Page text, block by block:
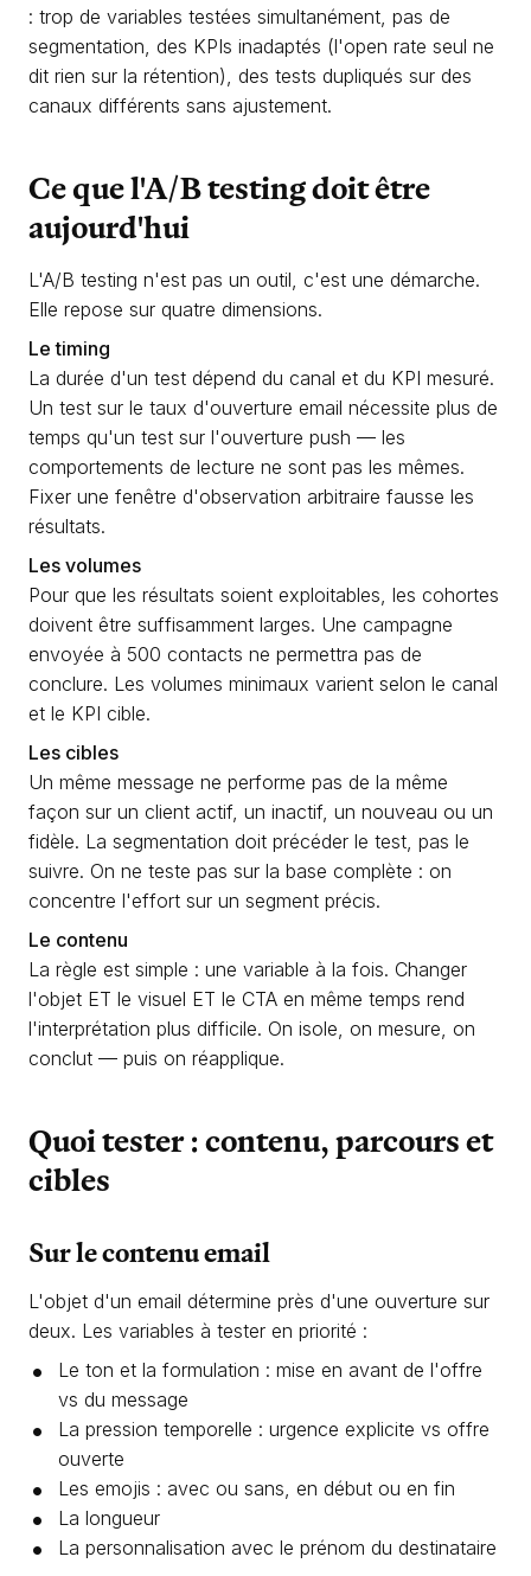
: trop de variables testées simultanément, pas de
segmentation, des KPIs inadaptés (l'open rate seul ne
dit rien sur la rétention), des tests dupliqués sur des
canaux différents sans ajustement.
Ce que l'A/B testing doit être
aujourd'hui
L'A/B testing n'est pas un outil, c'est une démarche.
Elle repose sur quatre dimensions.
Le timing
La durée d'un test dépend du canal et du KPI mesuré.
Un test sur le taux d'ouverture email nécessite plus de
temps qu'un test sur l'ouverture push — les
comportements de lecture ne sont pas les mêmes.
Fixer une fenêtre d'observation arbitraire fausse les
résultats.
Les volumes
Pour que les résultats soient exploitables, les cohortes
doivent être suffisamment larges. Une campagne
envoyée à 500 contacts ne permettra pas de
conclure. Les volumes minimaux varient selon le canal
et le KPI cible.
Les cibles
Un même message ne performe pas de la même
façon sur un client actif, un inactif, un nouveau ou un
fidèle. La segmentation doit précéder le test, pas le
suivre. On ne teste pas sur la base complète : on
concentre l'effort sur un segment précis.
Le contenu
La règle est simple : une variable à la fois. Changer
l'objet ET le visuel ET le CTA en même temps rend
l'interprétation plus difficile. On isole, on mesure, on
conclut — puis on réapplique.
Quoi tester : contenu, parcours et
cibles
Sur le contenu email
L'objet d'un email détermine près d'une ouverture sur
deux. Les variables à tester en priorité :
Le ton et la formulation : mise en avant de l'offre
vs du message
La pression temporelle : urgence explicite vs offre
ouverte
Les emojis : avec ou sans, en début ou en fin
La longueur
La personnalisation avec le prénom du destinataire